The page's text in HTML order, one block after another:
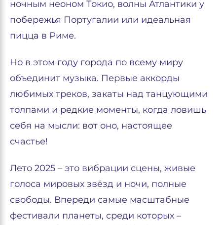
ночным неоном Токио, волны Атлантики у
побережья Португалии или идеальная
пицца в Риме.
Но в этом году города по всему миру
объединит музыка. Первые аккорды
любимых треков, закаты над танцующими
толпами и редкие моменты, когда ловишь
себя на мысли: вот оно, настоящее
счастье!
Лето 2025 – это вибрации сцены, живые
голоса мировых звёзд и ночи, полные
свободы. Впереди самые масштабные
фестивали планеты, среди которых –